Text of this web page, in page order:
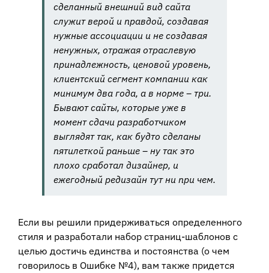
сделанный внешний вид сайта
служит верой и правдой, создавая
нужные ассоциации и не создавая
ненужных, отражая отраслевую
принадлежность, ценовой уровень,
клиентский сегмент компании как
минимум два года, а в норме – три.
Бывают сайты, которые уже в
момент сдачи разработчиком
выглядят так, как будто сделаны
пятилеткой раньше – ну так это
плохо сработал дизайнер, и
ежегодный редизайн тут ни при чем.
Если вы решили придерживаться определенного
стиля и разработали набор страниц-шаблонов с
целью достичь единства и постоянства (о чем
говорилось в Ошибке №4), вам также придется